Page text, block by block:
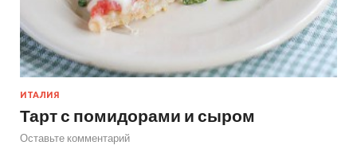
ИТАЛИЯ
Тарт с помидорами и сыром
Оставьте комментарий